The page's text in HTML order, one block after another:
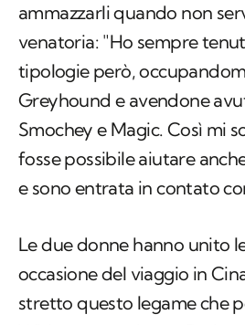
ammazzarli quando non
venatoria: "Ho sempre
tipologie però,
Greyhound e avendone
Smochey e Magic. Così mi
fosse possibile aiutare
e sono entrata in contato
Le due donne hanno unito
occasione del viaggio in
stretto questo legame che